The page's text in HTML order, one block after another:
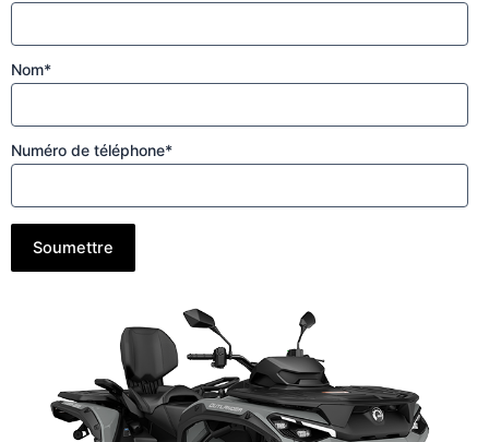
Nom*
Numéro de téléphone*
Soumettre